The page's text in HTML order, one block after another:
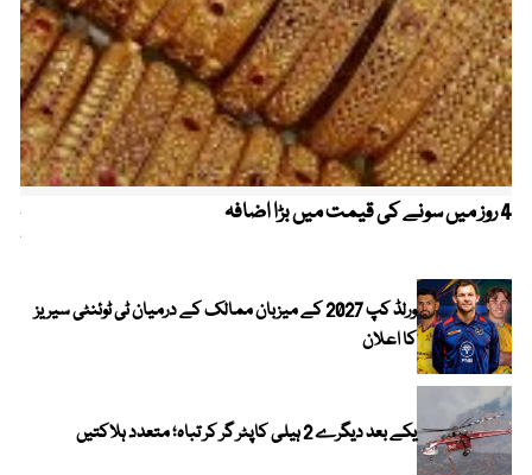
4 روز میں سونے کی قیمت میں بڑا اضافہ
ورلڈ کپ 2027 کے میزبان ممالک کے درمیان ٹی ٹوئنٹی سیریز
کا اعلان
یکے بعد دیگرے 2 ہیلی کاپٹر گر کر تباہ؛ متعدد ہلاکتیں